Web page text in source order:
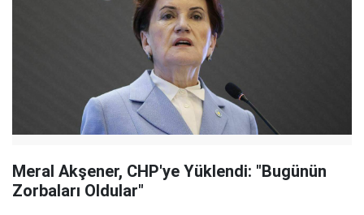
Meral Akşener, CHP'ye Yüklendi: "Bugünün
Zorbaları Oldular"